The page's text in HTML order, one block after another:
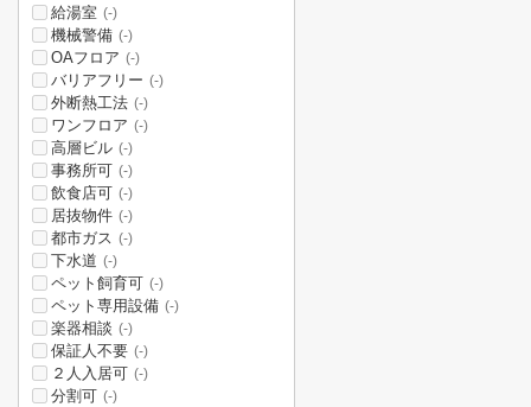
給湯室 (-)
機械警備 (-)
OAフロア (-)
バリアフリー (-)
外断熱工法 (-)
ワンフロア (-)
高層ビル (-)
事務所可 (-)
飲食店可 (-)
居抜物件 (-)
都市ガス (-)
下水道 (-)
ペット飼育可 (-)
ペット専用設備 (-)
楽器相談 (-)
保証人不要 (-)
２人入居可 (-)
分割可 (-)